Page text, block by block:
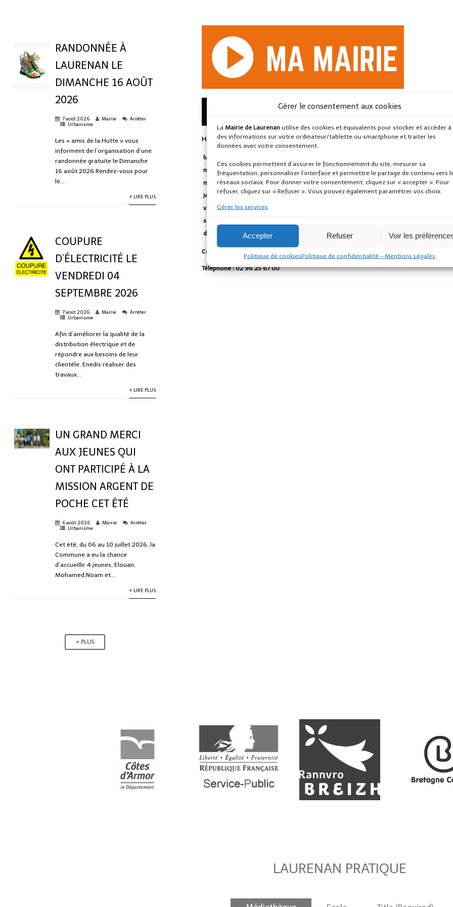
Gérer le consentement aux cookies
La Mairie de Laurenan utilise des cookies et équivalents pour stocker et accéder à
des informations sur votre ordinateur/tablette ou smartphone et traiter les
données avec votre consentement.
Ces cookies permettent d’assurer le fonctionnement du site, mesurer sa
fréquentation, personnaliser l’interface et permettre le partage de contenu vers
réseaux sociaux. Pour donner votre consentement, cliquez sur « accepter ». Pour
refuser, cliquez sur « Refuser ». Vous pouvez également paramétrer vos choix.
Gérer les services
Accepter Refuser Voir les
Politique de cookiesPolitique de confidentialité – Mentions Légales
RANDONNÉE À
LAURENAN LE
DIMANCHE 16 AOÛT
2026
7 août 2026 Mairie
Arrêter
Urbanisme
Les « amis de la Hutte » vous
informent de l’organisation d’une
randonnée gratuite le Dimanche
16 août 2026 Rendez-vous pour
le...
+ LIRE PLUS
COUPURE
D’ÉLECTRICITÉ LE
VENDREDI 04
SEPTEMBRE 2026
7 août 2026 Mairie
Arrêter
Urbanisme
Afin d’améliorer la qualité de la
distribution électrique et de
répondre aux besoins de leur
clientèle, Enedis réaliser des
travaux...
+ LIRE PLUS
UN GRAND MERCI
AUX JEUNES QUI
ONT PARTICIPÉ À LA
MISSION ARGENT DE
POCHE CET ÉTÉ
6 août 2026 Mairie
Arrêter
Urbanisme
Cet été, du 06 au 10 juillet 2026, la
Commune a eu la chance
d’accueillir 4 jeunes, Elouan,
Mohamed,Noam et...
+ LIRE PLUS
+ PLUS
Horaires d’ouverture de l’accueil
lundi
mardi
Fermé
mercredi
08:30–12:30
jeudi
Fermé
vendredi
08:30–12:30, 13:30–16:30
samedi
dimanche
Fermé
Contact :
Téléphone :02 96 25 67 00
LAURENAN PRATIQUE